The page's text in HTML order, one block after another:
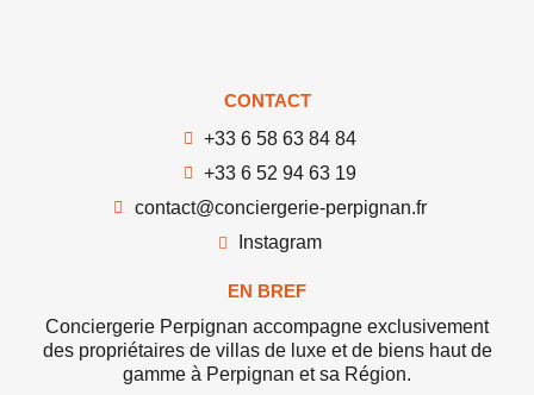
CONTACT
+33 6 58 63 84 84
+33 6 52 94 63 19
contact@conciergerie-perpignan.fr
Instagram
EN BREF
Conciergerie Perpignan accompagne exclusivement
des propriétaires de villas de luxe et de biens haut de
gamme à Perpignan et sa Région.